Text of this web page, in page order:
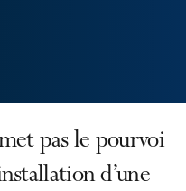
pas le pourvoi
d’une